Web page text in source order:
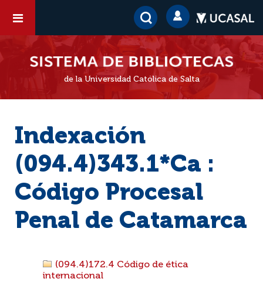
de la Universidad Católica de Salta
Indexación
(094.4)343.1*Ca :
Código Procesal
Penal de Catamarca
(094.4)172.4 Código de ética
internacional